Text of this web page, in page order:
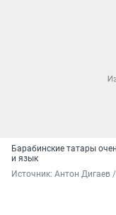
Барабинские татары
и язык
Источник: Антон Дигаев /